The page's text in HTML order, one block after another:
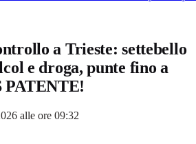
a Trieste: settebello
e droga, punte fino a
PATENTE!
alle ore 09:32